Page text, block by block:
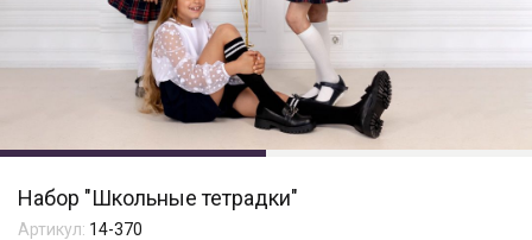
Набор "Школьные тетрадки"
Артикул: 14-370